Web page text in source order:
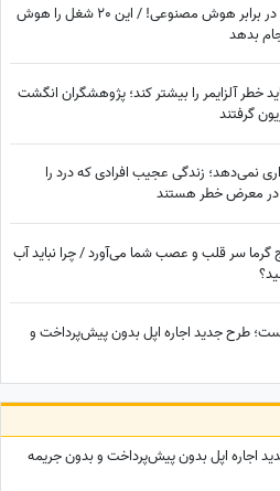
لیست مشاغل مقاوم در برابر هوش مصنوعی! / این 20 شغل را هوش
بدهد
خطر آلزایمر را بیشتر کند؛ پژوهشگران انگشت
گرفتند
نمی‌دهد؛ زندگی عجیب افرادی که درد را
در معرض خطر هستند
گرما سر قلب و عصب شما می‌آورد / چرا نباید آب
آرزو نیست؛ طرح جدید اجاره اپل بدون پیش‌پرداخت و
جدید اجاره اپل بدون پیش‌پرداخت و بدون جریمه